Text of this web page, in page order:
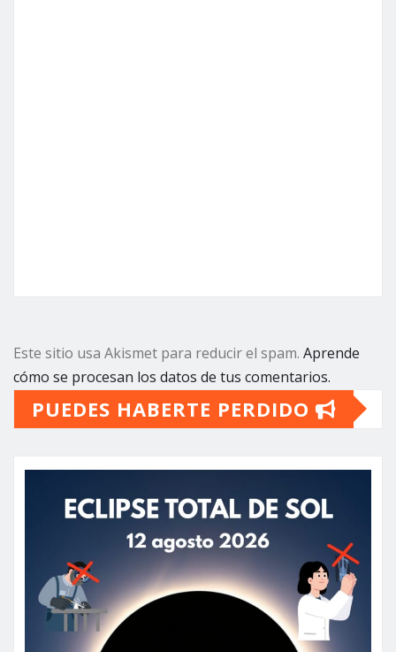
Este sitio usa Akismet para reducir el spam. Aprende
cómo se procesan los datos de tus comentarios.
PUEDES HABERTE PERDIDO